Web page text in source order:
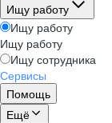
Ищу работу
Ищу работу
Ищу работу
Ищу сотрудника
Сервисы
Помощь
Ещё